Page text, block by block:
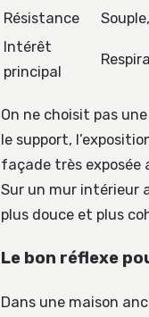
Résistance
Intérêt
principal
On ne choisit pas
le support,
façade très exposée
Sur un mur intérieur
plus douce et plus
Le bon réflexe
Dans une maison